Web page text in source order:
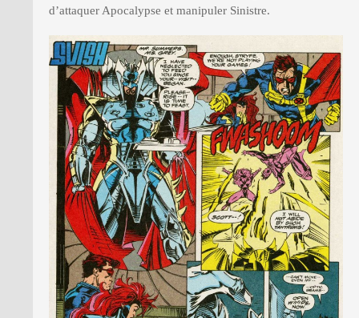
d’attaquer Apocalypse et manipuler Sinistre.